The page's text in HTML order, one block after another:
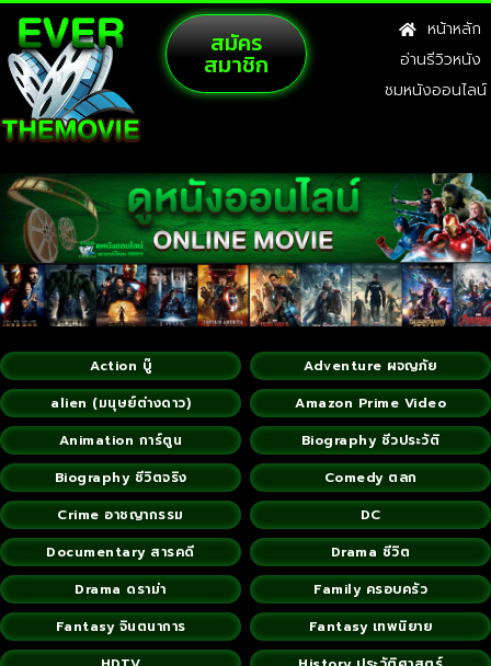
สมัคร
สมาชิก
หน้าหลัก
อ่านรีวิวหนัง
ชมหนังออนไลน์
Action บู๊
Adventure ผจญภัย
alien (มนุษย์ต่างดาว)
Amazon Prime Video
Animation การ์ตูน
Biography ชีวประวัติ
Biography ชีวิตจริง
Comedy ตลก
Crime อาชญากรรม
DC
Documentary สารคดี
Drama ชีวิต
Drama ดราม่า
Family ครอบครัว
Fantasy จินตนาการ
Fantasy เทพนิยาย